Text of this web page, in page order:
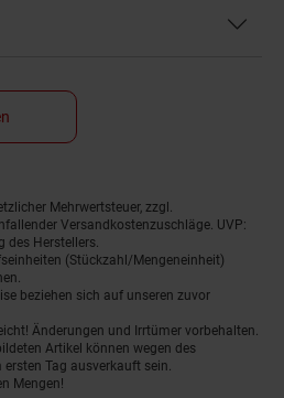
Mehrwertsteuer, zzgl.
Versandkostenzuschläge. UVP:
des Herstellers.
(Stückzahl/Mengeneinheit)
beziehen sich auf unseren zuvor
Änderungen und Irrtümer vorbehalten.
Artikel können wegen des
Tag ausverkauft sein.
Mengen!